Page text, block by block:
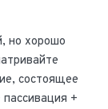
но хорошо
состоящее
+